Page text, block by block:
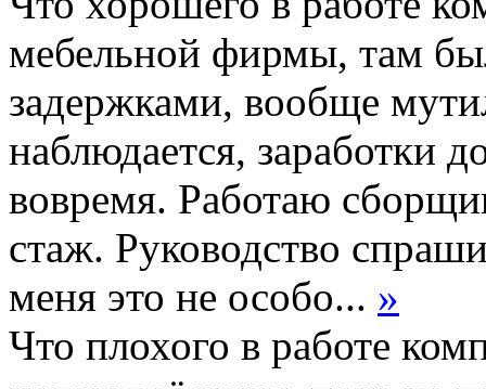
мебельной фирмы, там
задержками, вообще
наблюдается, заработки
вовремя. Работаю
стаж. Руководство
меня это не особо... »
Что плохого в работе